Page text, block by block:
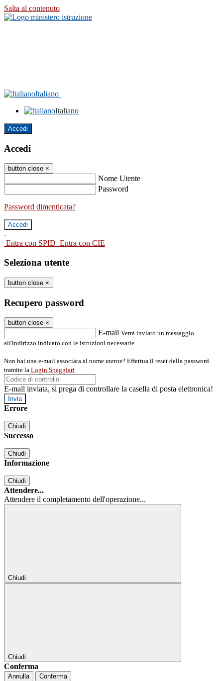
Salta al contenuto
Italiano
Italiano
Accedi
Accedi
button close ×
Nome Utente
Password
Password dimenticata?
-
Entra con SPID Entra con CIE
Seleziona utente
button close ×
Recupero password
button close ×
E-mail Verrà inviato un messaggio
all'indirizzo indicato con le istruzioni necessarie.
Non hai una e-mail associata al nome utente? Effettua il reset della password
tramite la Login Spaggiari
E-mail inviata, si prega di controllare la casella di posta elettronica!
Errore
Chiudi
Successo
Chiudi
Informazione
Chiudi
Attendere...
Attendere il completamento dell'operazione...
Chiudi
Chiudi
Conferma
Annulla Conferma